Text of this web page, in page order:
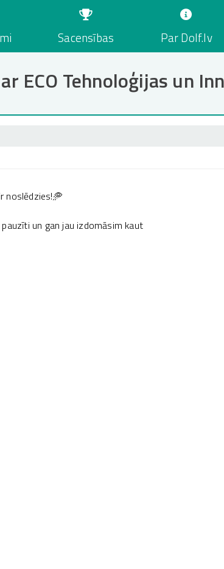
Sacensības Par Dolf.lv
ECO Tehnoloģijas un
noslēdzies!🥏
un gan jau izdomāsim kaut